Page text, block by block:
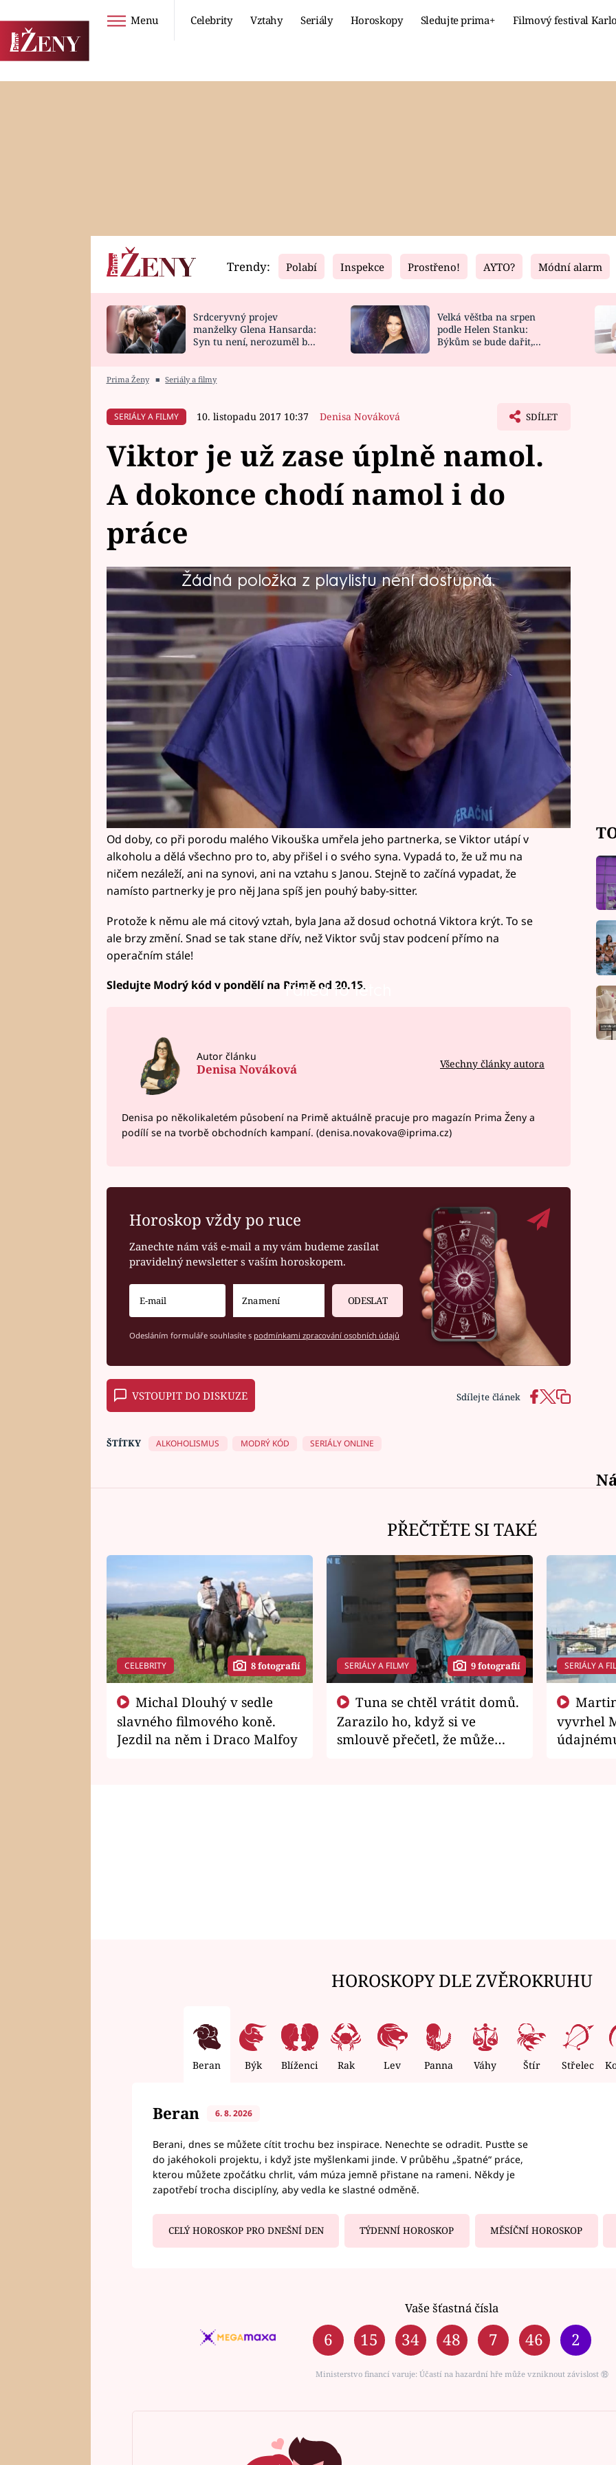
Menu Celebrity Vztahy Seriály Horoskopy Sledujte prima+ Filmový festival
Horoskopy
HOROSKOP NA
Video
CELEBRITY
VAŘENÍ
Fresh
NOVINKY
VIDEORECEPTY
Living
DESIGN
Trendy: Polabí Inspekce Prostřeno! AYTO? Módní alarm
Srdceryvný projev
manželky Glena Hansarda:
Syn tu není, nerozuměl by
Velká věštba na srpen
podle Helen Stanku:
Býkům se bude dařit,
Prima Ženy ■ Seriály a filmy
SERIÁLY A FILMY 10. listopadu 2017 10:37 Denisa Nováková SDÍLET
Viktor je už zase úplně namol.
A dokonce chodí namol i do
práce
Žádná položka z playlistu není dostupná.
To by se mu mohlo vymstít!
Od doby, co při porodu malého Vikouška umřela jeho partnerka, se Viktor utápí v
alkoholu a dělá všechno pro to, aby přišel i o svého syna. Vypadá to, že už mu na
ničem nezáleží, ani na synovi, ani na vztahu s Janou. Stejně to začíná vypadat, že
namísto partnerky je pro něj Jana spíš jen pouhý baby-sitter.
Protože k němu ale má citový vztah, byla Jana až dosud ochotná Viktora krýt. To se
ale brzy změní. Snad se tak stane dřív, než Viktor svůj stav podcení přímo na
operačním stále!
Failed to fetch
Sledujte Modrý kód v pondělí na Primě od 20.15.
Autor článku
Denisa Nováková Všechny články autora
Denisa po několikaletém působení na Primě aktuálně pracuje pro magazín Prima Ženy a
podílí se na tvorbě obchodních kampaní. (denisa.novakova@iprima.cz)
Horoskop vždy po ruce
Zanechte nám váš e-mail a my vám budeme zasílat
pravidelný newsletter s vaším horoskopem.
ODESLAT
Odesláním formuláře souhlasíte s podmínkami zpracování osobních údajů
VSTOUPIT DO DISKUZE Sdílejte článek
ŠTÍTKY ALKOHOLISMUS MODRÝ KÓD SERIÁLY ONLINE
PŘEČTĚTE SI TAKÉ
CELEBRITY 8 fotografií
slavného filmového koně.
Jezdil na něm i Draco Malfoy
SERIÁLY A FILMY 9 fotografií
Zarazilo ho, když si ve
smlouvě přečetl, že může
SERIÁLY A
vyvrhel
HOROSKOPY DLE ZVĚROKRUHU
Beran Býk Blíženci Rak Lev Panna Váhy Štír Střelec
Beran 6. 8. 2026
Berani, dnes se můžete cítit trochu bez inspirace. Nenechte se odradit. Pusťte se
do jakéhokoli projektu, i když jste myšlenkami jinde. V průběhu „špatné“ práce,
kterou můžete zpočátku chrlit, vám múza jemně přistane na rameni. Někdy je
zapotřebí trocha disciplíny, aby vedla ke slastné odměně.
CELÝ HOROSKOP PRO DNEŠNÍ DEN TÝDENNÍ HOROSKOP MĚSÍČNÍ HOROSKOP
Vaše šťastná čísla
6 15 34 48 7 46 2
Ministerstvo financí varuje: Účastí na hazardní hře může vzniknout závislost ⑱